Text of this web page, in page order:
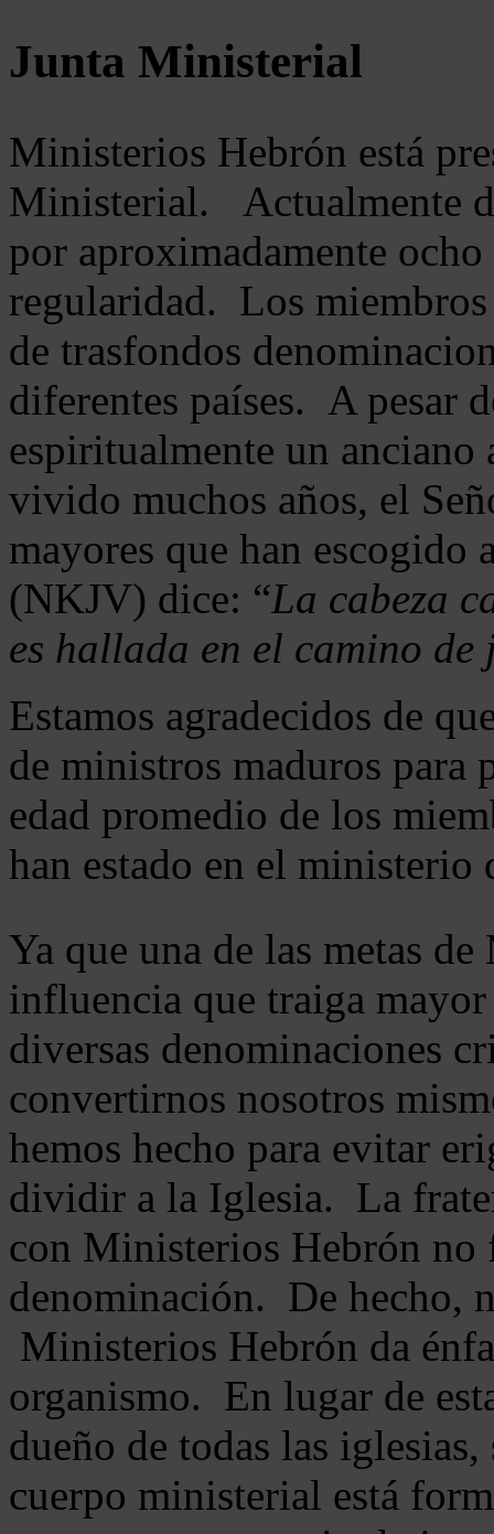
Junta Ministerial
Ministerios Hebrón está
Ministerial. Actualmente
por aproximadamente
regularidad. Los
de trasfondos
diferentes países. A pesar
espiritualmente un
vivido muchos años, el
mayores que han
(NKJV) dice: “La cabeza
es hallada en el camino de
Estamos agradecidos de
de ministros maduros
edad promedio de los
han estado en el ministerio
Ya que una de las metas
influencia que traiga
diversas denominaciones
convertirnos nosotros
hemos hecho para evitar
dividir a la Iglesia. La
con Ministerios Hebrón no
denominación. De hecho,
Ministerios Hebrón da
organismo. En lugar de
dueño de todas las
cuerpo ministerial está